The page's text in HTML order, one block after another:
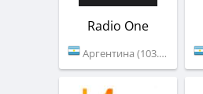
Radio One
Аргентина (103.7 FM)